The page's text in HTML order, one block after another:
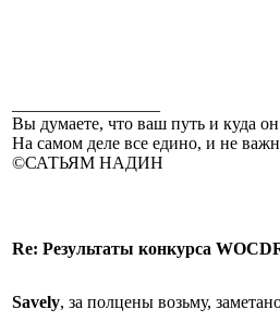
Вы думаете, что ваш путь и куда
На самом деле все едино, и не
©САТЬЯМ НАДИН
Re: Результаты конкурса
Savely, за полцены возьму,